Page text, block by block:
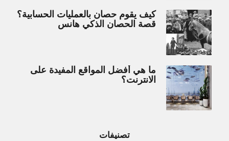
كيف يقوم حصان بالعمليات الحسابية؟
قصة الحصان الذكي هانس
ما هي أفضل المواقع المفيدة على
الانترنت؟
تصنيفات